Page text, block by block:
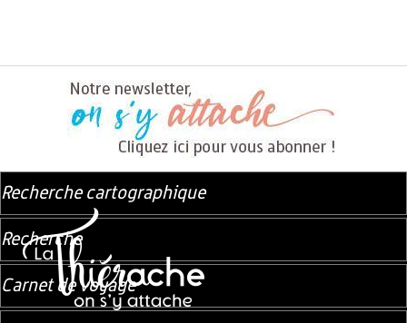
Recherche cartographique
Recherche
Carnet de voyage